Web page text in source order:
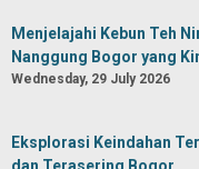
Menjelajahi Kebun Teh
Nanggung Bogor yang
Wednesday, 29 July 2026
Eksplorasi Keindahan